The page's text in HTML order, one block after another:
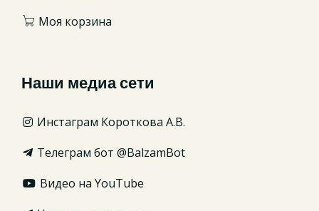
Моя корзина
Наши медиа сети
Инстаграм Короткова А.В.
Телеграм бот @BalzamBot
Видео на YouTube